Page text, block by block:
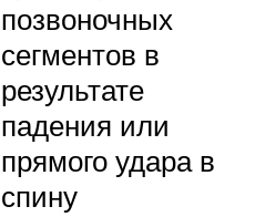
позвоночных
сегментов в
результате
падения или
прямого удара в
спину